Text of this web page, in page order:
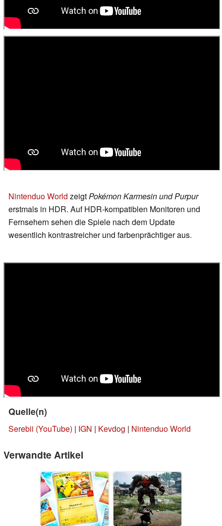
Nintenduo World zeigtPokémon Karmesin und Purpur
erstmals in HDR. Auf HDR-kompatiblen Monitoren und
Fernsehern sehen die Spiele nach dem Update
wesentlich kontrastreicher und farbenprächtiger aus.
Quelle(n)
Serebii (YouTube) | IGN | Kevdog | Nintenduo World
Verwandte Artikel